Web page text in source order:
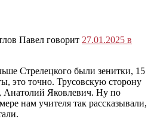
Павел говорит 27.01.2025 в
Стрелецкого были зенитки, 15
это точно. Трусовскую сторону
Анатолий Яковлевич. Ну по
нам учителя так рассказывали,